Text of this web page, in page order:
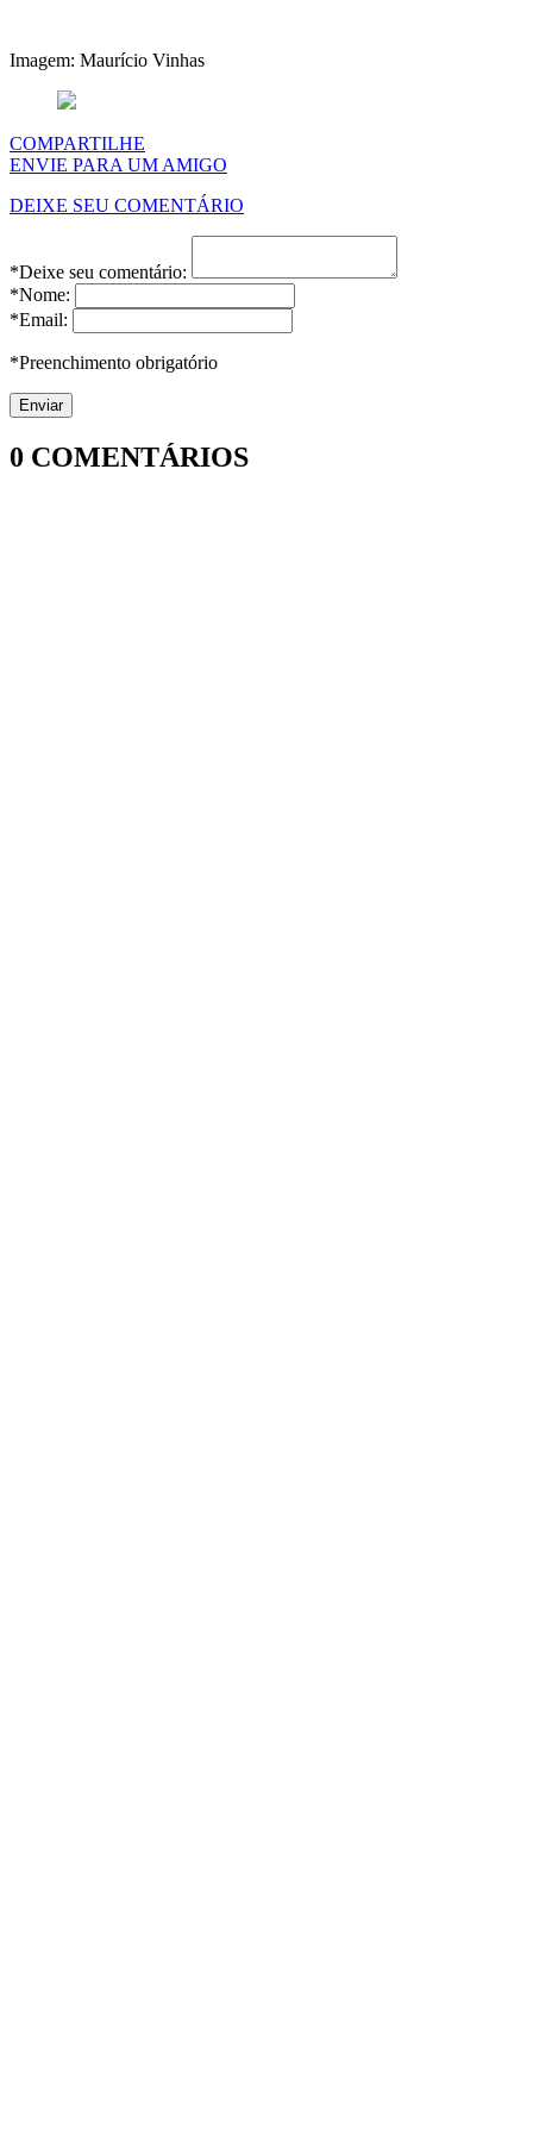
Imagem: Maurício Vinhas
COMPARTILHE
ENVIE PARA UM AMIGO
DEIXE SEU COMENTÁRIO
*Deixe seu comentário:
*Nome:
*Email:
*Preenchimento obrigatório
0 COMENTÁRIOS